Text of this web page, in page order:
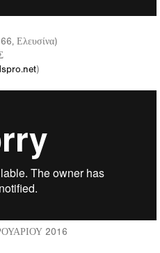
Ελευσίνα)
)
2016